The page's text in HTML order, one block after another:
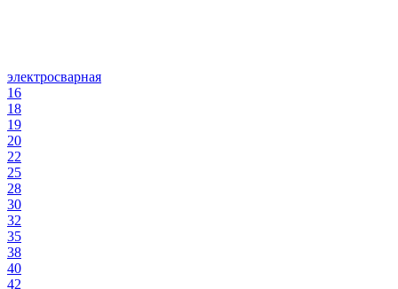
электросварная
16
18
19
20
22
25
28
30
32
35
38
40
42